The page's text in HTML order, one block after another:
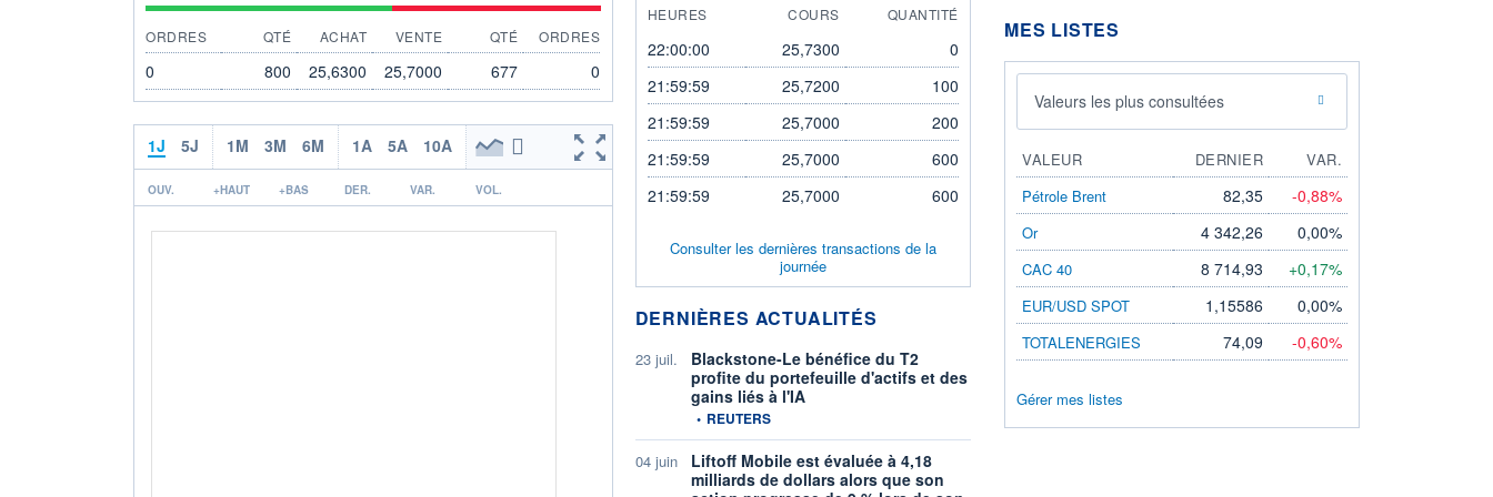
ORDRES QTÉ ACHAT VENTE QTÉ ORDRES
0 800 25,6300 25,7000 677 0
1J 5J 1M 3M 6M 1A 5A 10A
OUV. +HAUT +BAS DER. VAR. VOL.
HEURES COURS QUANTITÉ
22:00:00 25,7300
0
21:59:59
25,7200
100
21:59:59
25,7000
200
21:59:59
25,7000
600
21:59:59
25,7000 600
Consulter les dernières transactions de la
journée
DERNIÈRES ACTUALITÉS
23 juil.
Blackstone-Le bénéfice du T2
profite du portefeuille d'actifs et des
gains liés à l'IA
information fournie par
• REUTERS
04 juin
Liftoff Mobile est évaluée à 4,18
milliards de dollars alors que son
MES LISTES
Valeurs les plus consultées
VALEUR DERNIER
VAR.
Pétrole Brent
82,35 -0,88%
Or 4 342,26 0,00%
CAC 40 8 714,93 +0,17%
EUR/USD SPOT 1,15586 0,00%
TOTALENERGIES 74,09 -0,60%
Gérer mes listes